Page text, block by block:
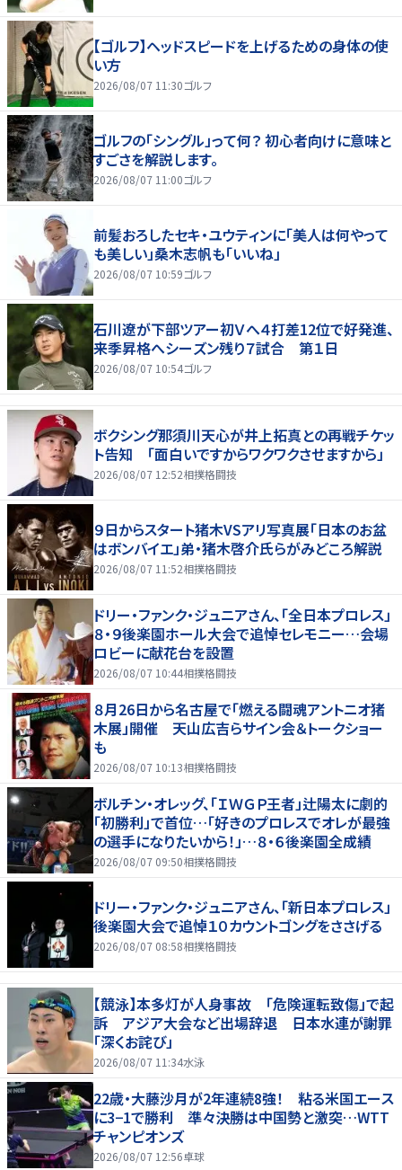
【ゴルフ】ヘッドスピードを上げるための身体の使
い方
2026/08/07 11:30ゴルフ
ゴルフの「シングル」って何？ 初心者向けに意味と
すごさを解説します。
2026/08/07 11:00ゴルフ
前髪おろしたセキ・ユウティンに「美人は何やって
も美しい」桑木志帆も「いいね」
2026/08/07 10:59ゴルフ
石川遼が下部ツアー初Ｖへ４打差12位で好発進、
来季昇格へシーズン残り７試合 第１日
2026/08/07 10:54ゴルフ
ボクシング那須川天心が井上拓真との再戦チケッ
ト告知 「面白いですからワクワクさせますから」
2026/08/07 12:52相撲格闘技
９日からスタート猪木VSアリ写真展「日本のお盆
はボンバイエ」弟・猪木啓介氏らがみどころ解説
2026/08/07 11:52相撲格闘技
ドリー・ファンク・ジュニアさん、「全日本プロレス」
８・９後楽園ホール大会で追悼セレモニー…会場
ロビーに献花台を設置
2026/08/07 10:44相撲格闘技
８月26日から名古屋で「燃える闘魂アントニオ猪
木展」開催 天山広吉らサイン会＆トークショー
も
2026/08/07 10:13相撲格闘技
ボルチン・オレッグ、「ＩＷＧＰ王者」辻陽太に劇的
「初勝利」で首位…「好きのプロレスでオレが最強
の選手になりたいから！」…８・６後楽園全成績
2026/08/07 09:50相撲格闘技
ドリー・ファンク・ジュニアさん、「新日本プロレス」
後楽園大会で追悼１０カウントゴングをささげる
2026/08/07 08:58相撲格闘技
【競泳】本多灯が人身事故 「危険運転致傷」で起
訴 アジア大会など出場辞退 日本水連が謝罪
「深くお詫び」
2026/08/07 11:34水泳
22歳・大藤沙月が2年連続8強！ 粘る米国エース
に3−1で勝利 準々決勝は中国勢と激突…WTT
チャンピオンズ
2026/08/07 12:56卓球